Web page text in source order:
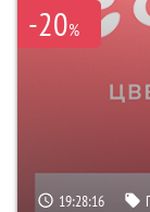
-20%
19:28:15